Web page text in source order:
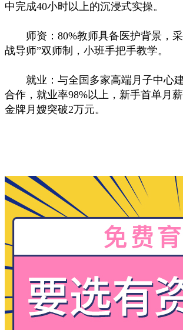
中完成40小时以上的沉浸式实操。
师资：80%教师具备医护背景，采
战导师”双师制，小班手把手教学。
就业：与全国多家高端月子中心建
合作，就业率98%以上，新手首单月薪
金牌月嫂突破2万元。